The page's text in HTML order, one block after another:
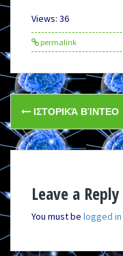
Views: 36
permalink
Post
navigation
ΙΣΤΟΡΙΚΆ ΒΊΝΤΕΟ
Leave a Reply
You must be logged in